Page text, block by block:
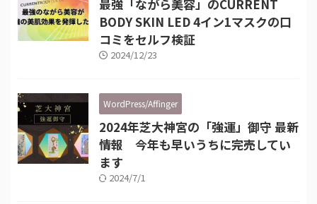
最強「ながら美容」のCURRENT
BODY SKIN LED 4イン1マスクの口
コミをセルフ検証
2024/12/23
WordPress/Affinger
2024年芝大神宮の「強運」御守 最新
情報 今年も早いうちに完売してい
ます
2024/7/1